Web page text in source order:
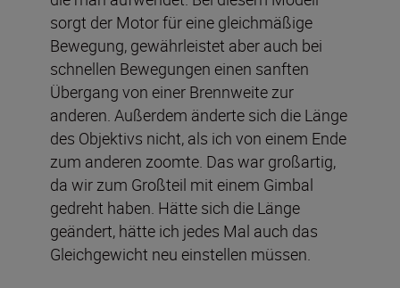
sorgt der Motor für eine gleichmäßige
Bewegung, gewährleistet aber auch bei
schnellen Bewegungen einen sanften
Übergang von einer Brennweite zur
anderen. Außerdem änderte sich die Länge
des Objektivs nicht, als ich von einem Ende
zum anderen zoomte. Das war großartig,
da wir zum Großteil mit einem Gimbal
gedreht haben. Hätte sich die Länge
geändert, hätte ich jedes Mal auch das
Gleichgewicht neu einstellen müssen.